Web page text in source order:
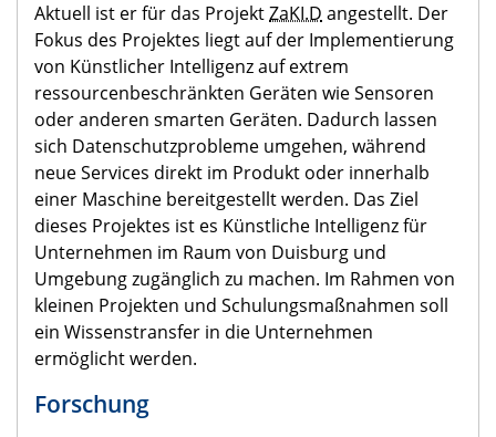
Aktuell ist er für das ProjektZaKI.D angestellt. Der
Fokus des Projektes liegt auf der Implementierung
von Künstlicher Intelligenz auf extrem
ressourcenbeschränkten Geräten wie Sensoren
oder anderen smarten Geräten. Dadurch lassen
sich Datenschutzprobleme umgehen, während
neue Services direkt im Produkt oder innerhalb
einer Maschine bereitgestellt werden. Das Ziel
dieses Projektes ist es Künstliche Intelligenz für
Unternehmen im Raum von Duisburg und
Umgebung zugänglich zu machen. Im Rahmen von
kleinen Projekten und Schulungsmaßnahmen soll
ein Wissenstransfer in die Unternehmen
ermöglicht werden.
Forschung